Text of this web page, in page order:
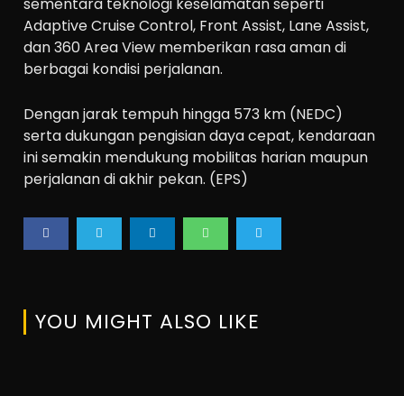
sementara teknologi keselamatan seperti
Adaptive Cruise Control, Front Assist, Lane Assist,
dan 360 Area View memberikan rasa aman di
berbagai kondisi perjalanan.
Dengan jarak tempuh hingga 573 km (NEDC)
serta dukungan pengisian daya cepat, kendaraan
ini semakin mendukung mobilitas harian maupun
perjalanan di akhir pekan. (EPS)
YOU MIGHT ALSO LIKE